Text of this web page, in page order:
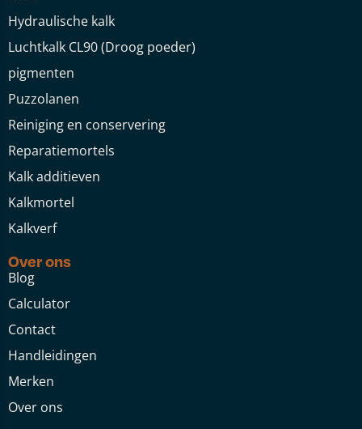
Hydraulische kalk
Luchtkalk CL90 (Droog poeder)
pigmenten
Puzzolanen
Reiniging en conservering
Reparatiemortels
Kalk additieven
Kalkmortel
Kalkverf
Over ons
Blog
Calculator
Contact
Handleidingen
Merken
Over ons